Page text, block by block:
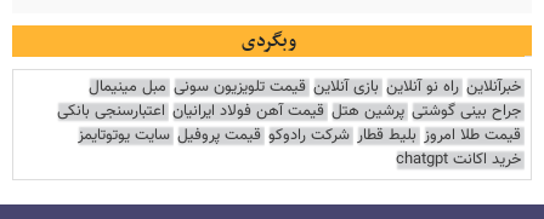
وبگردی
خبرآنلاین راه نو آنلاین بازی آنلاین قیمت تلویزیون سونی مبل مینیمال
جراح بینی گوشتی پرشین هتل قیمت آهن فولاد ایرانیان اعتبارسنجی بانکی
قیمت طلا امروز بلیط قطار شرکت رادوکو قیمت پروفیل سایت یوتوتایمز
خرید اکانت chatgpt